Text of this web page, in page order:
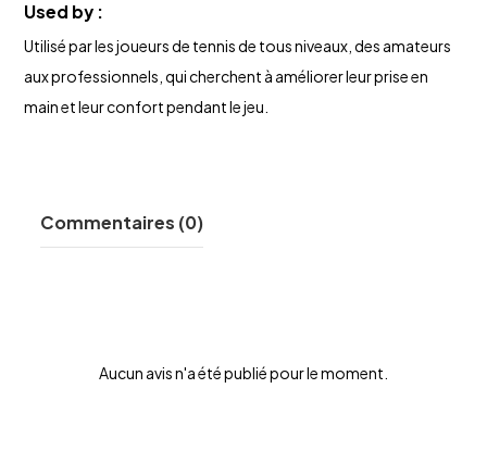
Used by :
Utilisé par les joueurs de tennis de tous niveaux, des amateurs
aux professionnels, qui cherchent à améliorer leur prise en
main et leur confort pendant le jeu.
Commentaires (0)
Aucun avis n'a été publié pour le moment.